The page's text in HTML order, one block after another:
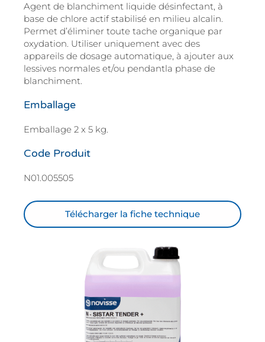
Agent de blanchiment liquide désinfectant, à
base de chlore actif stabilisé en milieu alcalin.
Permet d’éliminer toute tache organique par
oxydation. Utiliser uniquement avec des
appareils de dosage automatique, à ajouter aux
lessives normales et/ou pendantla phase de
blanchiment.
Emballage
Emballage 2 x 5 kg.
Code Produit
N01.005505
Télécharger la fiche technique